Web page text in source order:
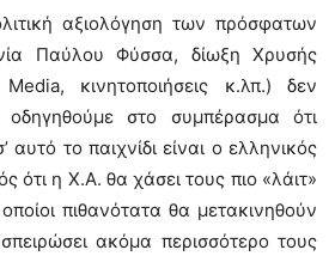
αξιολόγηση των πρόσφατων
Παύλου Φύσσα, δίωξη Χρυσής
κινητοποιήσεις κ.λπ.) δεν
στο συμπέρασμα ότι
αυτό το παιχνίδι είναι ο ελληνικός
ότι η Χ.Α. θα χάσει τους πιο «λάιτ»
πιθανότατα θα μετακινηθούν
ακόμα περισσότερο τους